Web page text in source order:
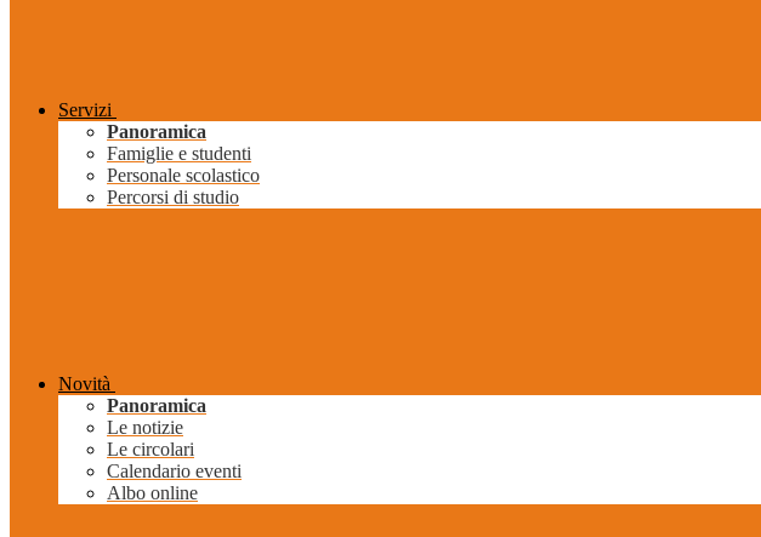
Servizi
Panoramica
Famiglie e studenti
Personale scolastico
Percorsi di studio
Novità
Panoramica
Le notizie
Le circolari
Calendario eventi
Albo online